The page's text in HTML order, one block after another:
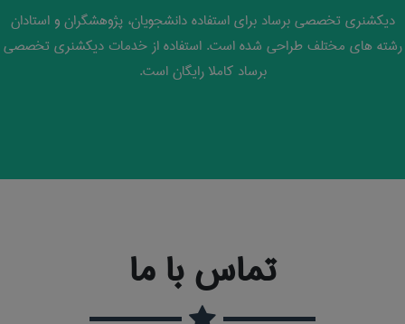
دیکشنری تخصصی برساد برای استفاده دانشجویان، پژوهشگران و استادان
رشته های مختلف طراحی شده است. استفاده از خدمات دیکشنری تخصصی
برساد کاملا رایگان است.
تماس با ما